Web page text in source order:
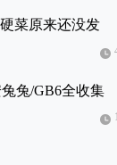
菜原来还没发
兔/GB6全收集